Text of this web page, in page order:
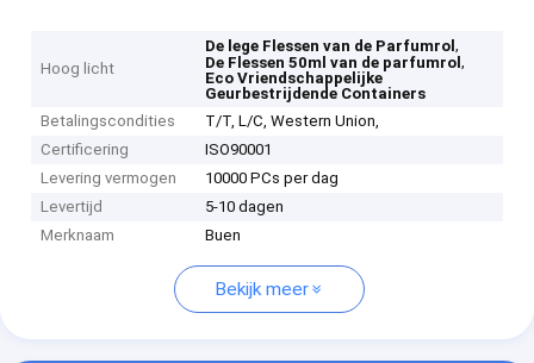
Hoog licht
De lege Flessen van de Parfumrol,
De Flessen 50ml van de parfumrol,
Eco Vriendschappelijke
Geurbestrijdende Containers
Betalingscondities
T/T, L/C, Western Union,
Certificering
ISO90001
Levering vermogen
10000 PCs per dag
Levertijd
5-10 dagen
Merknaam
Buen
Bekijk meer